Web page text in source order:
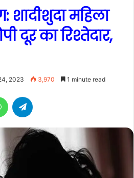
शादीशुदा महिला
दूर का रिश्तेदार,
2023 3,970 1 minute read